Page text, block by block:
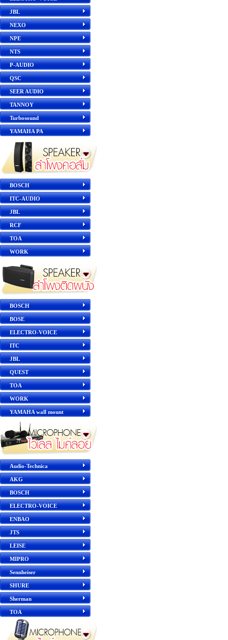
JBL
NEXO
NPE
NTS
P-AUDIO
QSC
SEER AUDIO
TANNOY
Turbosound
YAMAHA PA
BOSCH
ITC-AUDIO
JBL
RCF
TOA
WORK
BOSCH
BOSE
ELECTRO-VOICE
ITC
JBL
QUEST
TOA
WORK
YAMAHA wall mount
Audio-Technica
AKG
BOSCH
ELECTRO-VOICE
ENBAO
JTS
LEISE
MIPRO
Sennheiser
SHURE
Sherman
TOA